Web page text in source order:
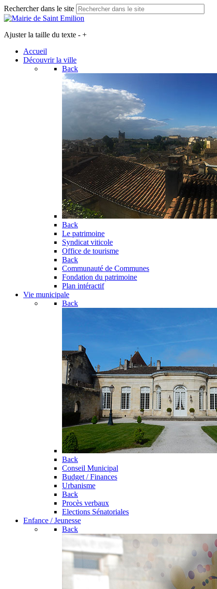
Rechercher dans le site
Ajuster la taille du texte - +
Accueil
Découvrir la ville
Back
Back
Le patrimoine
Syndicat viticole
Office de tourisme
Back
Communauté de Communes
Fondation du patrimoine
Plan intéractif
Vie municipale
Back
Back
Conseil Municipal
Budget / Finances
Urbanisme
Back
Procès verbaux
Elections Sénatoriales
Enfance / Jeunesse
Back